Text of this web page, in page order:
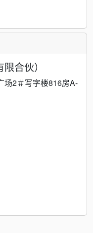
合伙）
场2＃写字楼816房A-